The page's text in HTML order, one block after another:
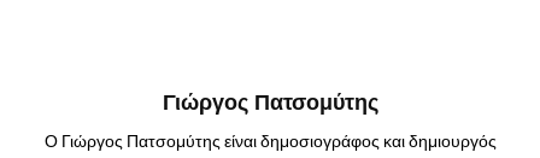
Γιώργος Πατσομύτης
Ο Γιώργος Πατσομύτης είναι δημοσιογράφος και δημιουργός